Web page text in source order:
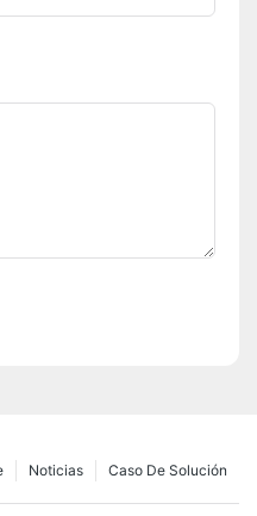
Caso De Solución
Noticias